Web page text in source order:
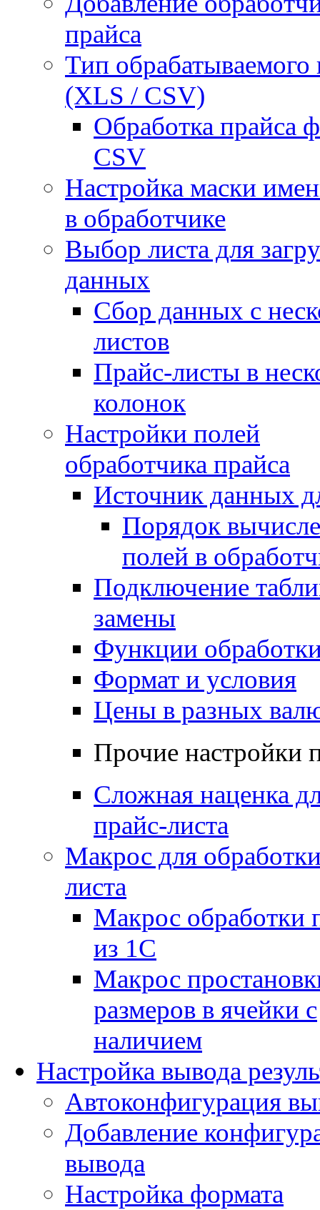
прайса
Тип обрабатываемого
(XLS / CSV)
Обработка прайса
CSV
Настройка маски
в обработчике
Выбор листа для
данных
Сбор данных с
листов
Прайс-листы в
колонок
Настройки полей
обработчика прайса
Источник данных
Порядок
полей в
Подключение
замены
Функции
Формат и условия
Цены в разных
Прочие настройки
Сложная наценка
прайс-листа
Макрос для
листа
Макрос обработки
из 1С
Макрос
размеров в ячейки с
наличием
Настройка вывода
Автоконфигурация
Добавление
вывода
Настройка формата